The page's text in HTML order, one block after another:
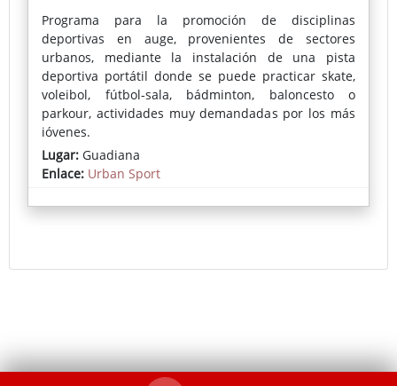
Programa para la promoción de disciplinas
deportivas en auge, provenientes de sectores
urbanos, mediante la instalación de una pista
deportiva portátil donde se puede practicar skate,
voleibol, fútbol-sala, bádminton, baloncesto o
parkour, actividades muy demandadas por los más
jóvenes.
Lugar: Guadiana
Enlace: Urban Sport